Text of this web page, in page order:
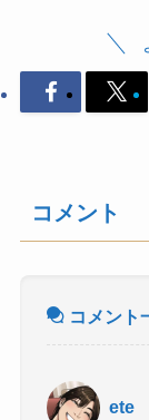
コメント
コメント
ete